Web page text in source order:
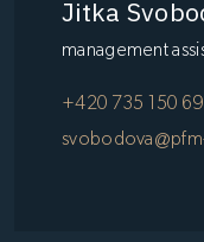
Jitka
management
+420 735 150